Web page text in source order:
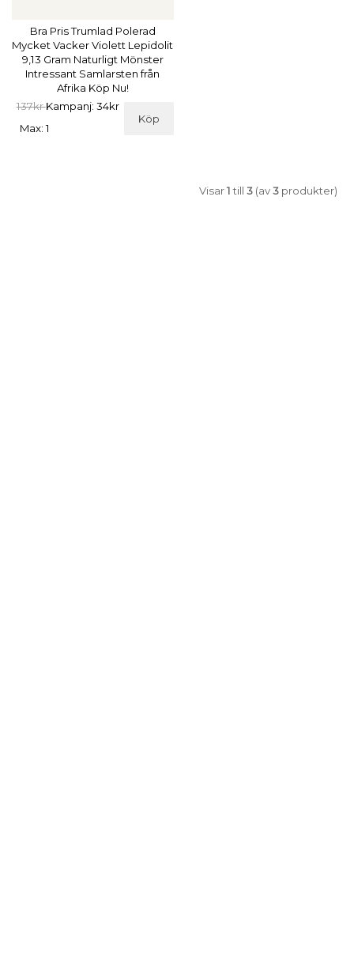
Bra Pris Trumlad Polerad
Mycket Vacker Violett Lepidolit
9,13 Gram Naturligt Mönster
Intressant Samlarsten från
Afrika Köp Nu!
137krKampanj: 34kr
Köp
Max: 1
Visar1till3 (av3 produkter)